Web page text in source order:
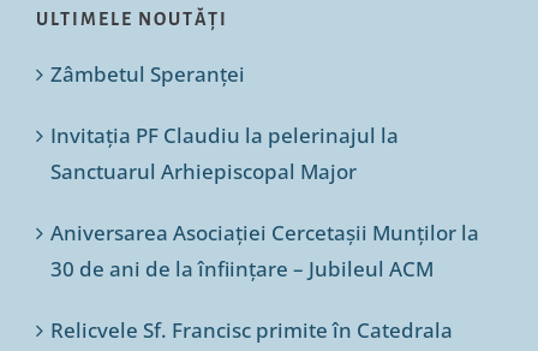
ULTIMELE NOUTĂȚI
Zâmbetul Speranței
Invitația PF Claudiu la pelerinajul la
Sanctuarul Arhiepiscopal Major
Aniversarea Asociației Cercetașii Munților la
30 de ani de la înființare – Jubileul ACM
Relicvele Sf. Francisc primite în Catedrala